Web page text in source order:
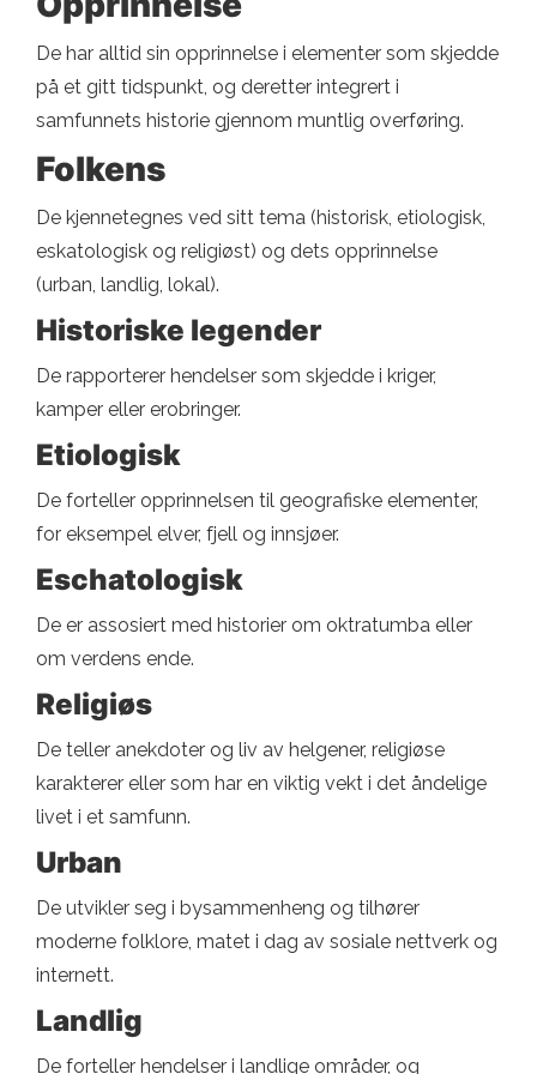
De har alltid sin opprinnelse i elementer som skjedde
på et gitt tidspunkt, og deretter integrert i
samfunnets historie gjennom muntlig overføring.
Folkens
De kjennetegnes ved sitt tema (historisk, etiologisk,
eskatologisk og religiøst) og dets opprinnelse
(urban, landlig, lokal).
Historiske legender
De rapporterer hendelser som skjedde i kriger,
kamper eller erobringer.
Etiologisk
De forteller opprinnelsen til geografiske elementer,
for eksempel elver, fjell og innsjøer.
Eschatologisk
De er assosiert med historier om oktratumba eller
om verdens ende.
Religiøs
De teller anekdoter og liv av helgener, religiøse
karakterer eller som har en viktig vekt i det åndelige
livet i et samfunn.
Urban
De utvikler seg i bysammenheng og tilhører
moderne folklore, matet i dag av sosiale nettverk og
internett.
Landlig
De forteller hendelser i landlige områder, og